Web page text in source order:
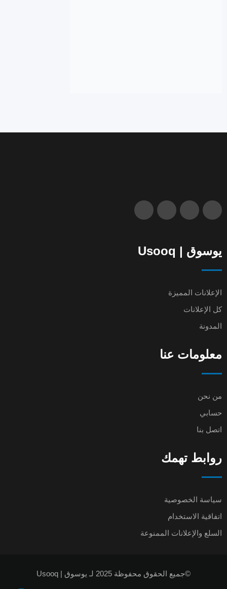
يوسوق | Usooq
الإعلانات المميزة
كل الإعلانات
المدونة
معلومات عنا
من نحن
حسابي
اتصل بنا
روابط تهمك
سياسة الخصوصية
اتفاقية الاستخدام
السلع والإعلانات الممنوعة
©جميع الحقوق محفوظة 2025 لـ يوسوق | Usooq